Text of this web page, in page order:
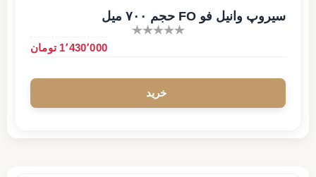
سیروپ وانیل فو FO حجم ۷۰۰ میل
1٬430٬000 تومان